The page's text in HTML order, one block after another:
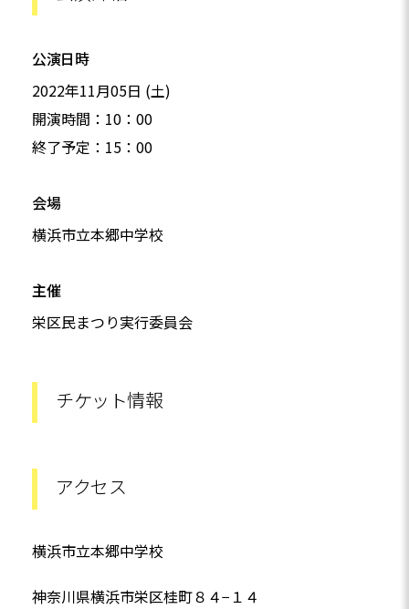
公演日時
2022年11月05日 (土)
開演時間：10：00
終了予定：15：00
会場
横浜市立本郷中学校
主催
栄区民まつり実行委員会
チケット情報
アクセス
横浜市立本郷中学校
神奈川県横浜市栄区桂町８４−１４